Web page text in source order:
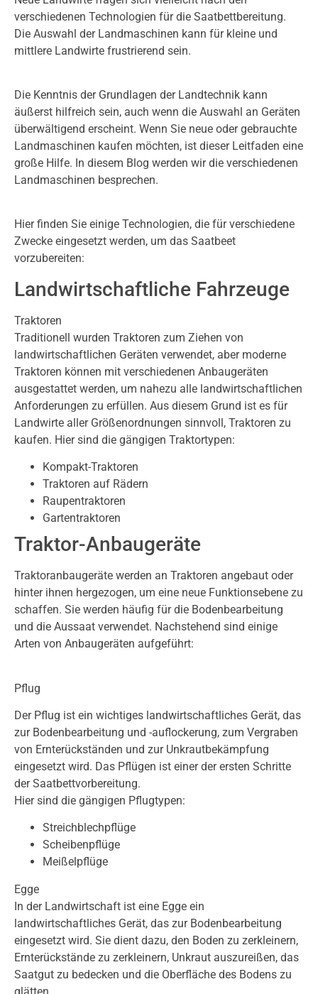
verschiedenen Technologien für die Saatbettbereitung.
Die Auswahl der Landmaschinen kann für kleine und
mittlere Landwirte frustrierend sein.
Die Kenntnis der Grundlagen der Landtechnik kann
äußerst hilfreich sein, auch wenn die Auswahl an Geräten
überwältigend erscheint. Wenn Sie neue oder gebrauchte
Landmaschinen kaufen möchten, ist dieser Leitfaden eine
große Hilfe. In diesem Blog werden wir die verschiedenen
Landmaschinen besprechen.
Hier finden Sie einige Technologien, die für verschiedene
Zwecke eingesetzt werden, um das Saatbeet
vorzubereiten:
Landwirtschaftliche Fahrzeuge
Traktoren
Traditionell wurden Traktoren zum Ziehen von
landwirtschaftlichen Geräten verwendet, aber moderne
Traktoren können mit verschiedenen Anbaugeräten
ausgestattet werden, um nahezu alle landwirtschaftlichen
Anforderungen zu erfüllen. Aus diesem Grund ist es für
Landwirte aller Größenordnungen sinnvoll, Traktoren zu
kaufen. Hier sind die gängigen Traktortypen:
Kompakt-Traktoren
Traktoren auf Rädern
Raupentraktoren
Gartentraktoren
Traktor-Anbaugeräte
Traktoranbaugeräte werden an Traktoren angebaut oder
hinter ihnen hergezogen, um eine neue Funktionsebene zu
schaffen. Sie werden häufig für die Bodenbearbeitung
und die Aussaat verwendet. Nachstehend sind einige
Arten von Anbaugeräten aufgeführt:
Pflug
Der Pflug ist ein wichtiges landwirtschaftliches Gerät, das
zur Bodenbearbeitung und -auflockerung, zum Vergraben
von Ernterückständen und zur Unkrautbekämpfung
eingesetzt wird. Das Pflügen ist einer der ersten Schritte
der Saatbettvorbereitung.
Hier sind die gängigen Pflugtypen:
Streichblechpflüge
Scheibenpflüge
Meißelpflüge
Egge
In der Landwirtschaft ist eine Egge ein
landwirtschaftliches Gerät, das zur Bodenbearbeitung
eingesetzt wird. Sie dient dazu, den Boden zu zerkleinern,
Ernterückstände zu zerkleinern, Unkraut auszureißen, das
Saatgut zu bedecken und die Oberfläche des Bodens zu